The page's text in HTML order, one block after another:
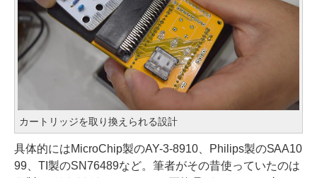
カートリッジを取り換えられる設計
具体的にはMicroChip製のAY-3-8910、Philips製のSAA10
99、TI製のSN76489など。筆者がその昔使っていたのは